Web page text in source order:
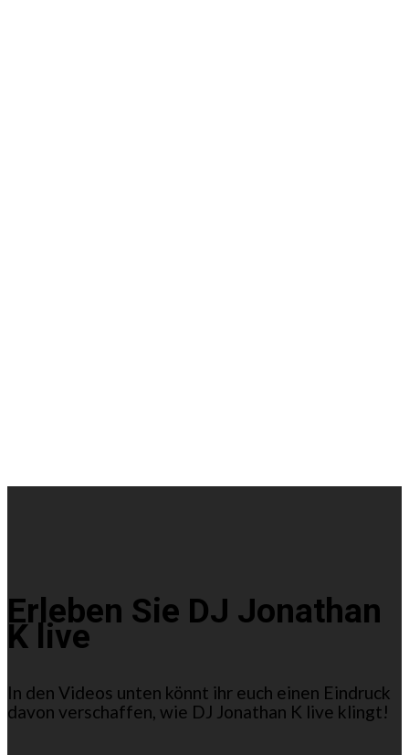
Erleben Sie DJ Jonathan
K live
In den Videos unten könnt ihr euch einen Eindruck
davon verschaffen, wie DJ Jonathan K live klingt!